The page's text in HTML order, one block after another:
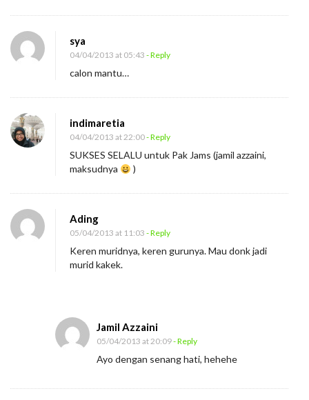
sya
04/04/2013 at 05:43 - Reply
calon mantu…
indimaretia
04/04/2013 at 22:00- Reply
SUKSES SELALU untuk Pak Jams (jamil azzaini,
maksudnya
)
Ading
05/04/2013 at 11:03 - Reply
Keren muridnya, keren gurunya. Mau donk jadi
murid kakek.
Jamil Azzaini
05/04/2013 at 20:09- Reply
Ayo dengan senang hati, hehehe